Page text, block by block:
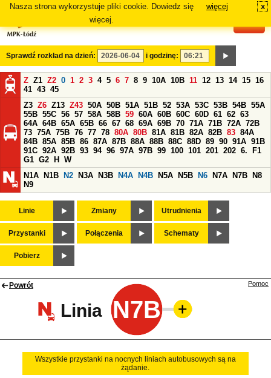
Nasza strona wykorzystuje pliki cookie. Dowiedz się
więcej.
więcej x
Sprawdź rozkład na dzień: i godzinę:
Z Z1 Z2 0 1 2 3 4 5 6 7 8 9 10A 10B 11 12 13 14 15 16
41 43 45
Z3 Z6 Z13 Z43 50A 50B 51A 51B 52 53A 53C 53B 54B 55A
55B 55C 56 57 58A 58B 59 60A 60B 60C 60D 61 62 63
64A 64B 65A 65B 66 67 68 69A 69B 70 71A 71B 72A 72B
73 75A 75B 76 77 78 80A 80B 81A 81B 82A 82B 83 84A
84B 85A 85B 86 87A 87B 88A 88B 88C 88D 89 90 91A 91B
91C 92A 92B 93 94 96 97A 97B 99 100 101 201 202 6.
F1
G1 G2 H
W
N1A
N1B N2 N3A N3B N4A N4B N5A N5B N6 N7A N7B
N8
N9
Linie Zmiany Utrudnienia
Przystanki Połączenia Schematy
Pobierz
Powrót
Linia N7B
Pomoc
Wszystkie przystanki na nocnych liniach autobusowych są na
żądanie.